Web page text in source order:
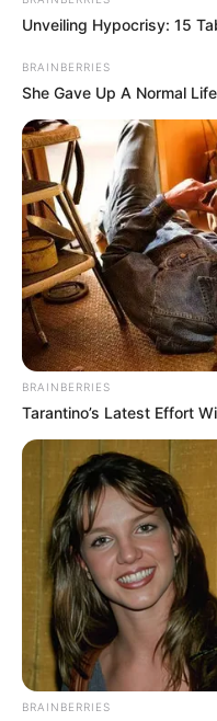
υπαλλήλων και
Απάτη με
φτερά
Σκιάθος:
Βρετανίδα
κόρη της
Κέντρο
Μπήκε σε
υπαλλήλων!
Χειροπέδες
της Interpol
Δείτε όλες τις
τον Κόσμο, τη στιγμή
Unveiling Hypocrisy: 15
BRAINBERRIES
She Gave Up A Normal
BRAINBERRIES
Tarantino’s Latest Effort
BRAINBERRIES